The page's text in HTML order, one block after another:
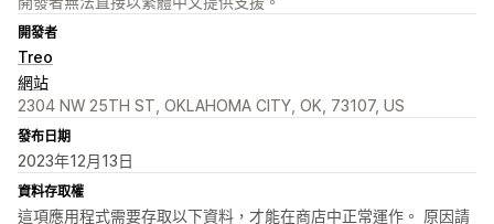
開發者
Treo
網站
2304 NW 25TH ST, OKLAHOMA CITY, OK, 73107, US
發布日期
2023年12月13日
資料存取權
這項應用程式需要存取以下資料，才能在商店中正常運作。 原因請